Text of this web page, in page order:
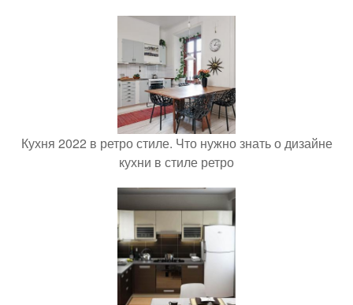
Кухня 2022 в ретро стиле. Что нужно знать о дизайне
кухни в стиле ретро